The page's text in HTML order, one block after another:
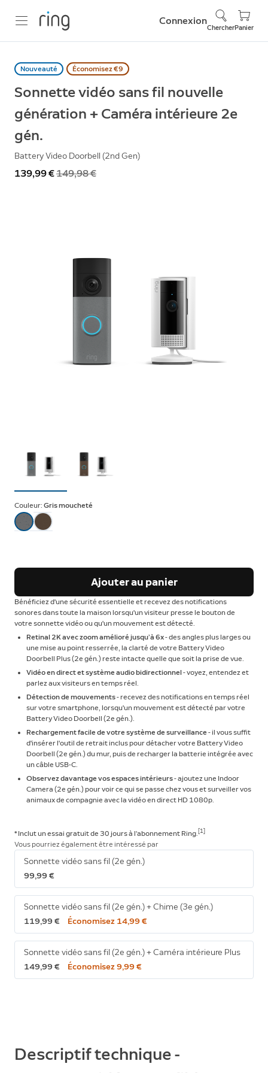
Connexion
ChercherPanier
Nouveauté Économisez €9
Sonnette vidéo sans fil nouvelle
génération + Caméra intérieure 2e
gén.
Battery Video Doorbell (2nd Gen)
Maintenant
139,99 €Était
149,98 €
Couleur: Gris moucheté
Ajouter au panier
Bénéficiez d'une sécurité essentielle et recevez des notifications
sonores dans toute la maison lorsqu'un visiteur presse le bouton de
votre sonnette vidéo ou qu'un mouvement est détecté.
Retinal 2K avec zoom amélioré jusqu’à 6x- des angles plus larges ou
une mise au point resserrée, la clarté de votre Battery Video
Doorbell Plus (2e gén.) reste intacte quelle que soit la prise de vue.
Vidéo en direct et système audio bidirectionnel- voyez, entendez et
parlez aux visiteurs en temps réel.
Détection de mouvements- recevez des notifications en temps réel
sur votre smartphone, lorsqu'un mouvement est détecté par votre
Battery Video Doorbell (2e gén.).
Rechargement facile de votre système de surveillance - il vous suffit
d'insérer l'outil de retrait inclus pour détacher votre Battery Video
Doorbell (2e gén.) du mur, puis de recharger la batterie intégrée avec
un câble USB-C.
Observez davantage vos espaces intérieurs- ajoutez une Indoor
Camera (2e gén.) pour voir ce qui se passe chez vous et surveiller vos
animaux de compagnie avec la vidéo en direct HD 1080p.
* Inclut un essai gratuit de 30 jours à l’abonnement Ring. [1]
Vous pourriez également être intéressé par
Sonnette vidéo sans fil (2e gén.)
99,99 €
Sonnette vidéo sans fil (2e gén.) + Chime (3e gén.)
119,99 €
Économisez 14,99 €
Sonnette vidéo sans fil (2e gén.) + Caméra intérieure Plus
149,99 €
Économisez 9,99 €
Descriptif technique -